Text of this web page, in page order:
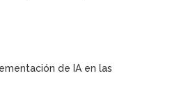
de IA en las